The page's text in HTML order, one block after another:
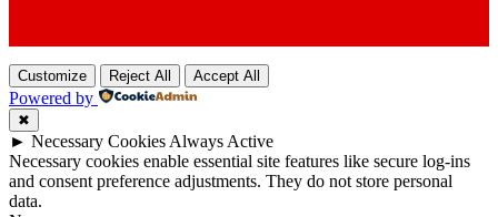
Customize Reject All Accept All
Powered by
✖
► Necessary Cookies Always Active
Necessary cookies enable essential site features like secure log-ins
and consent preference adjustments. They do not store personal
data.